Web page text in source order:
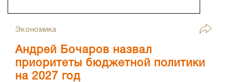
Экономика
Андрей Бочаров назвал
приоритеты бюджетной политики
на 2027 год